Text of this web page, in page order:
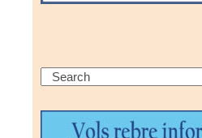
Search